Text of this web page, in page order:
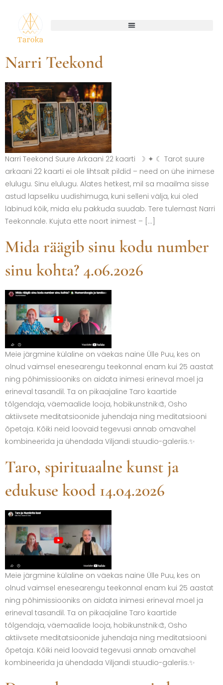
Narri Teekond
Narri Teekond Suure Arkaani 22 kaarti ☽ ✦ ☾ Tarot suure
arkaani 22 kaarti ei ole lihtsalt pildid – need on ühe inimese
elulugu. Sinu elulugu. Alates hetkest, mil sa maailma sisse
astud lapseliku uudishimuga, kuni selleni välja, kui oled
läbinud kõik, mida elu pakkuda suudab. Tere tulemast Narri
Teekonnale. Kujuta ette noort inimest – […]
Mida räägib sinu kodu number
sinu kohta? 4.06.2026
Meie järgmine külaline on väekas naine Ülle Puu, kes on
olnud vaimsel enesearengu teekonnal enam kui 25 aastat
ning põhimissiooniks on aidata inimesi erineval moel ja
erineval tasandil. Ta on pikaajaline Taro kaartide
tõlgendaja, väemaalide looja, hobikunstnik🎨, Osho
aktiivsete meditatsioonide juhendaja ning meditatsiooni
õpetaja. Kõiki neid loovaid tegevusi annab omavahel
kombineerida ja ühendada Viljandi stuudio-galeriis.✨
Taro, spirituaalne kunst ja
edukuse kood 14.04.2026
Meie järgmine külaline on väekas naine Ülle Puu, kes on
olnud vaimsel enesearengu teekonnal enam kui 25 aastat
ning põhimissiooniks on aidata inimesi erineval moel ja
erineval tasandil. Ta on pikaajaline Taro kaartide
tõlgendaja, väemaalide looja, hobikunstnik🎨, Osho
aktiivsete meditatsioonide juhendaja ning meditatsiooni
õpetaja. Kõiki neid loovaid tegevusi annab omavahel
kombineerida ja ühendada Viljandi stuudio-galeriis.✨